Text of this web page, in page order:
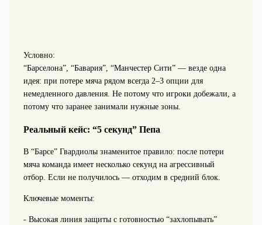
Условно:
“Барселона”, “Бавария”, “Манчестер Сити” — везде одна
идея: при потере мяча рядом всегда 2–3 опции для
немедленного давления. Не потому что игроки добежали, а
потому что заранее занимали нужные зоны.
Реальный кейс: “5 секунд” Пепа
В “Барсе” Гвардиолы знаменитое правило: после потери
мяча команда имеет несколько секунд на агрессивный
отбор. Если не получилось — отходим в средний блок.
Ключевые моменты:
- Высокая линия защиты с готовностью “захлопывать”